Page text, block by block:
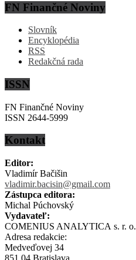
FN Finančné Noviny
Slovník
Encyklopédia
RSS
Redakčná rada
ISSN
FN Finančné Noviny
ISSN 2644-5999
Kontakt
Editor:
Vladimír Bačišin
vladimir.bacisin@gmail.com
Zástupca editora:
Michal Púchovský
Vydavateľ:
COMENIUS ANALYTICA s. r. o.
Adresa redakcie:
Medveďovej 34